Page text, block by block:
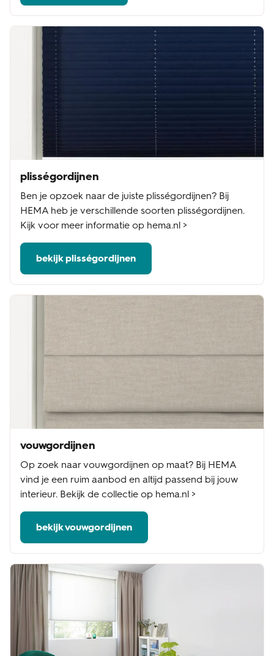
plisségordijnen
Ben je opzoek naar de juiste plisségordijnen? Bij
HEMA heb je verschillende soorten plisségordijnen.
Kijk voor meer informatie op hema.nl >
bekijk plisségordijnen
vouwgordijnen
Op zoek naar vouwgordijnen op maat? Bij HEMA
vind je een ruim aanbod en altijd passend bij jouw
interieur. Bekijk de collectie op hema.nl >
bekijk vouwgordijnen